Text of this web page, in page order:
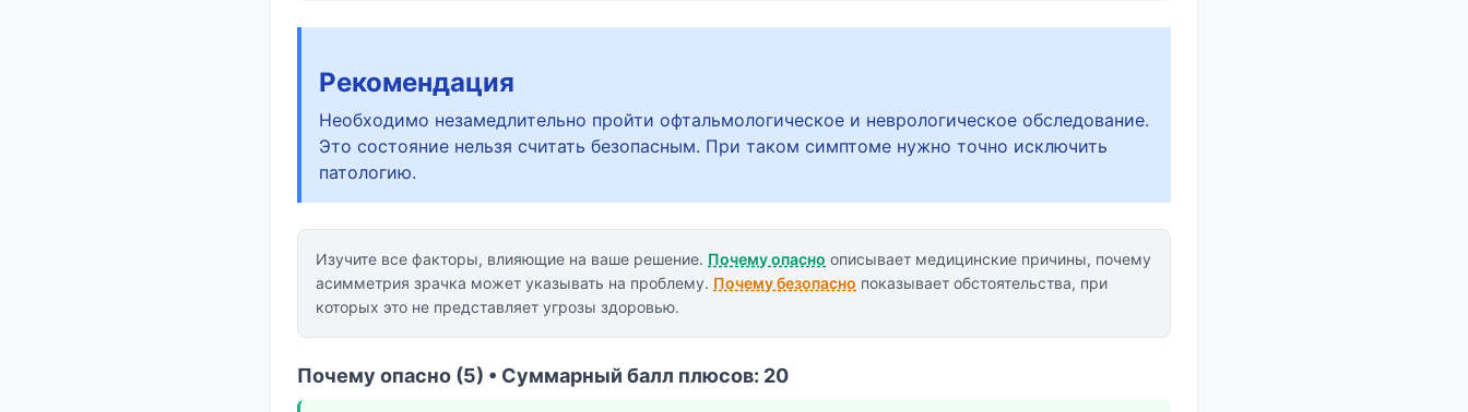
Рекомендация
Необходимо незамедлительно пройти офтальмологическое и неврологическое обследование.
Это состояние нельзя считать безопасным. При таком симптоме нужно точно исключить
патологию.
Изучите все факторы, влияющие на ваше решение. Почему опасно описывает медицинские причины, почему
асимметрия зрачка может указывать на проблему. Почему безопасно показывает обстоятельства, при
которых это не представляет угрозы здоровью.
Почему опасно (5) • Суммарный балл плюсов: 20